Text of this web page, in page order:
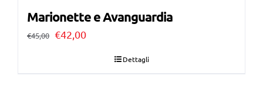
Marionette e Avanguardia
€45,00 Il
€42,00Il
Dettagli